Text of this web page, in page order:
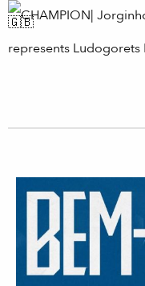
CHAMPION|
represents